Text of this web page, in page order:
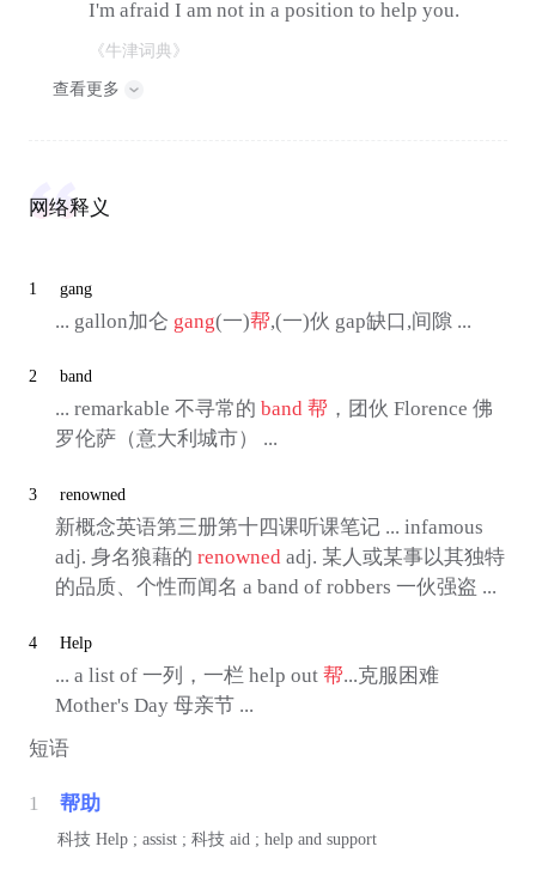
I'm afraid I am not in a position to help you.
《牛津词典》
查看更多
网络释义
1 gang
... gallon加仑 gang(一)帮,(一)伙 gap缺口,间隙 ...
2 band
... remarkable 不寻常的 band 帮，团伙 Florence 佛
罗伦萨（意大利城市） ...
3 renowned
新概念英语第三册第十四课听课笔记 ... infamous
adj. 身名狼藉的 renownedadj. 某人或某事以其独特
的品质、个性而闻名 a band of robbers 一伙强盗 ...
4 Help
... a list of 一列，一栏 help out 帮...克服困难
Mother's Day 母亲节 ...
短语
1 帮助
科技 Help ; assist ; 科技 aid ; help and support